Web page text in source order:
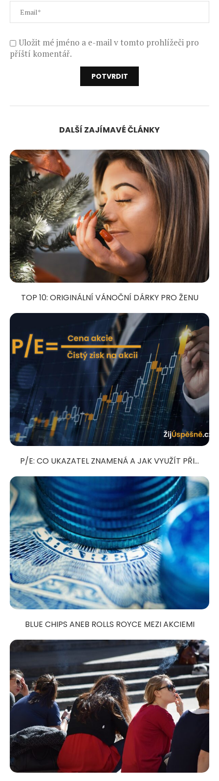
Uložit mé jméno a e-mail v tomto prohlížeči pro
příští komentář.
DALŠÍ ZAJÍMAVÉ ČLÁNKY
TOP 10: ORIGINÁLNÍ VÁNOČNÍ DÁRKY PRO ŽENU
P/E: CO UKAZATEL ZNAMENÁ A JAK VYUŽÍT PŘI...
BLUE CHIPS ANEB ROLLS ROYCE MEZI AKCIEMI